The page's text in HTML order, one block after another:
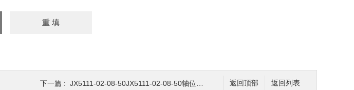
返回列表
返回顶部
下一篇 : JX5111-02-08-50JX5111-02-08-50轴位移变送器